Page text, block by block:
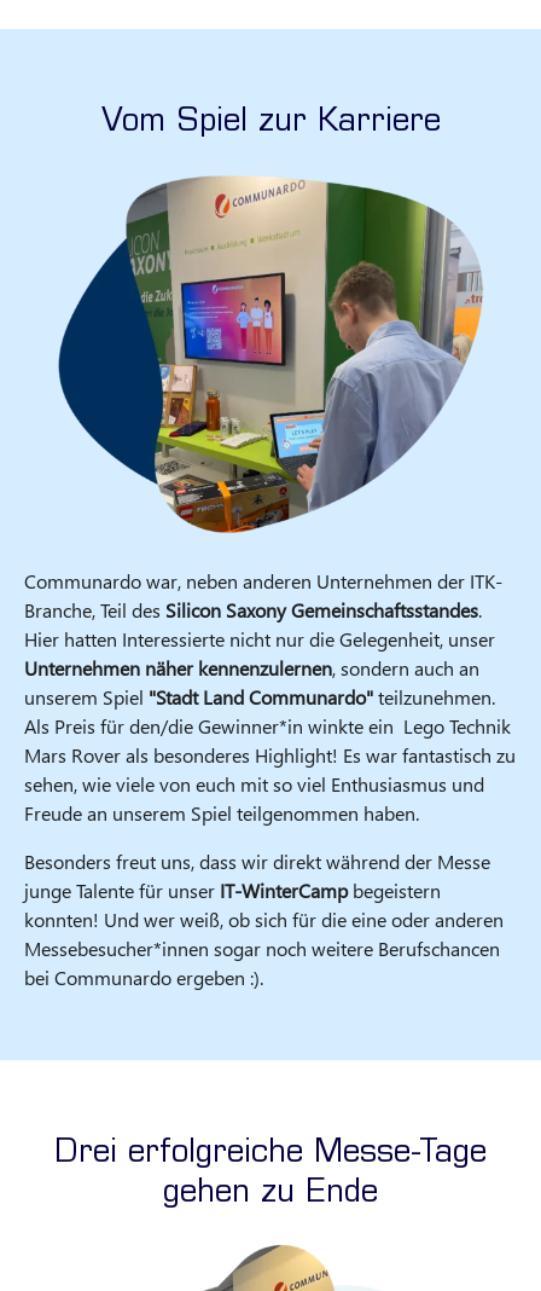
Vom Spiel zur Karriere
Communardo war, neben anderen Unternehmen der ITK-
Branche, Teil des Silicon Saxony Gemeinschaftsstandes.
Hier hatten Interessierte nicht nur die Gelegenheit, unser
Unternehmen näher kennenzulernen, sondern auch an
unserem Spiel "Stadt Land Communardo"teilzunehmen.
Als Preis für den/die Gewinner*in winkte ein Lego Technik
Mars Rover als besonderes Highlight! Es war fantastisch zu
sehen, wie viele von euch mit so viel Enthusiasmus und
Freude an unserem Spiel teilgenommen haben.
Besonders freut uns, dass wir direkt während der Messe
junge Talente für unser IT-WinterCampbegeistern
konnten! Und wer weiß, ob sich für die eine oder anderen
Messebesucher*innen sogar noch weitere Berufschancen
bei Communardo ergeben :).
Drei erfolgreiche Messe-Tage
gehen zu Ende